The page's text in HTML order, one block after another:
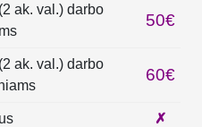
ak. val.) darbo
50€
ak. val.) darbo
60€
✗